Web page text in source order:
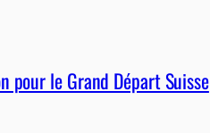
pour le Grand Départ Suisse